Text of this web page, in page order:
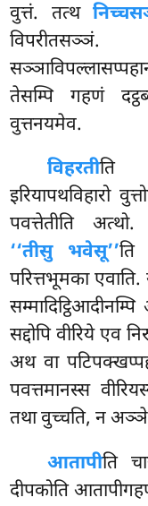
वुत्तं. तत्थ
विपरीतसञ्ञं.
तेसम्पि गहणं
वुत्तनयमेव.
विहरतीति
इरियापथविहारो
पवत्तेतीति
‘‘तीसु भवेसू’’ति
परित्तभूमका
सद्दोपि वीरिये एव
अथ वा
पवत्तमानस्स
तथा वुच्चति, न अञ्ञे
आतापीति
दीपकोति